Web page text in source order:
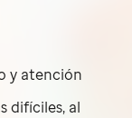
y atención
difíciles, al